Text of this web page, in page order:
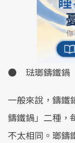
● 琺瑯鑄鐵鍋
一般來說，鑄鐵
鑄鐵鍋」二種，
不太相同。瑯鑄